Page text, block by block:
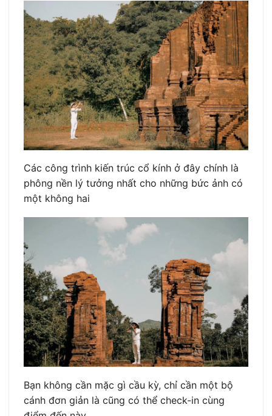
Các công trình kiến trúc cổ kính ở đây chính là
phông nền lý tưởng nhất cho những bức ảnh có
một không hai
Bạn không cần mặc gì cầu kỳ, chỉ cần một bộ
cánh đơn giản là cũng có thể check-in cùng